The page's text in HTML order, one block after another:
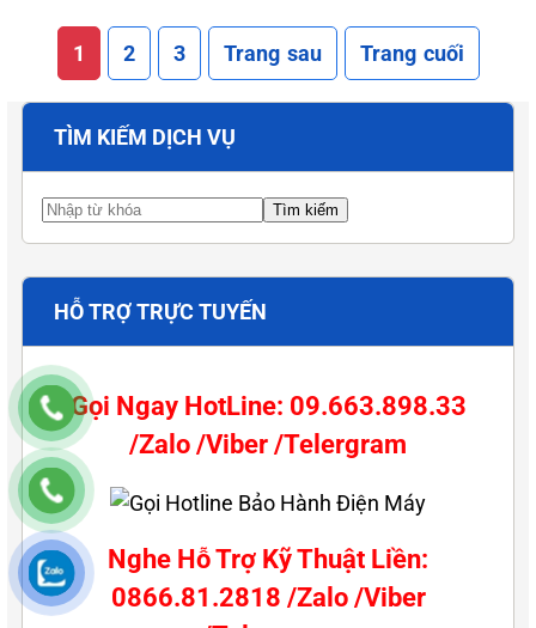
1 2 3 Trang sau Trang cuối
TÌM KIẾM DỊCH VỤ
HỖ TRỢ TRỰC TUYẾN
Gọi Ngay HotLine: 09.663.898.33
/Zalo /Viber /Telergram
Nghe Hỗ Trợ Kỹ Thuật Liền:
0866.81.2818 /Zalo /Viber